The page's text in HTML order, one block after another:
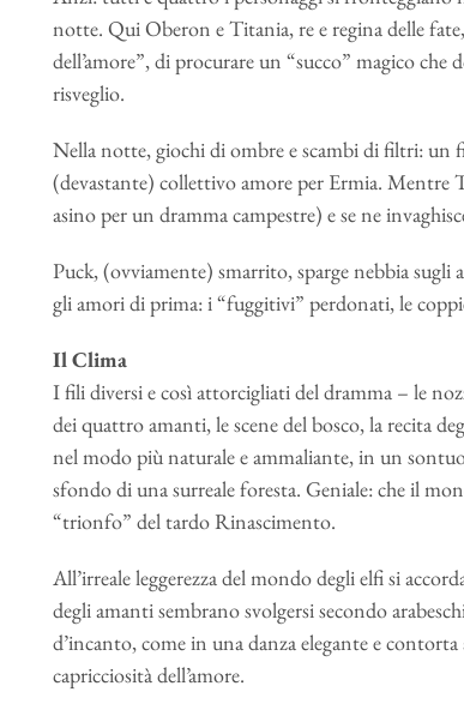
notte. Qui Oberon e Titania, re e regina delle
dell’amore”, di procurare un “succo” magico
risveglio.
Nella notte, giochi di ombre e scambi di filtri:
(devastante) collettivo amore per Ermia. Mentre
asino per un dramma campestre) e se ne
Puck, (ovviamente) smarrito, sparge nebbia sugli
gli amori di prima: i “fuggitivi” perdonati, le
Il Clima
I fili diversi e così attorcigliati del dramma – le
dei quattro amanti, le scene del bosco, la recita
nel modo più naturale e ammaliante, in un
sfondo di una surreale foresta. Geniale: che il
“trionfo” del tardo Rinascimento.
All’irreale leggerezza del mondo degli elfi si
degli amanti sembrano svolgersi secondo
d’incanto, come in una danza elegante e
capricciosità dell’amore.